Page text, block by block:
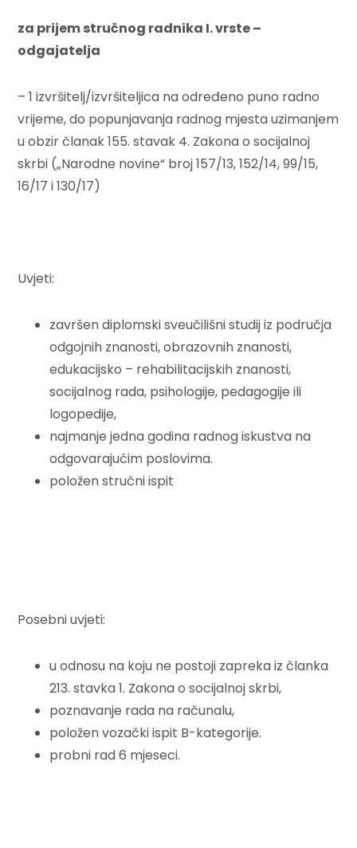
za prijem stručnog radnika I. vrste –
odgajatelja
– 1 izvršitelj/izvršiteljica na određeno puno radno
vrijeme, do popunjavanja radnog mjesta uzimanjem
u obzir članak 155. stavak 4. Zakona o socijalnoj
skrbi („Narodne novine“ broj 157/13, 152/14, 99/15,
16/17 i 130/17)
Uvjeti:
završen diplomski sveučilišni studij iz područja
odgojnih znanosti, obrazovnih znanosti,
edukacijsko – rehabilitacijskih znanosti,
socijalnog rada, psihologije, pedagogije ili
logopedije,
najmanje jedna godina radnog iskustva na
odgovarajućim poslovima.
položen stručni ispit
Posebni uvjeti:
u odnosu na koju ne postoji zapreka iz članka
213. stavka 1. Zakona o socijalnoj skrbi,
poznavanje rada na računalu,
položen vozački ispit B-kategorije.
probni rad 6 mjeseci.